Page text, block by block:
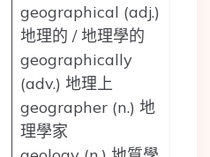
geographical (adj.)
地理的 / 地理學的
geographically
(adv.) 地理上
geographer (n.) 地
理學家